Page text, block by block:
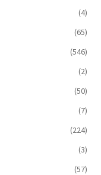
(4)
(65)
(546)
(2)
(50)
(7)
(224)
(3)
(57)